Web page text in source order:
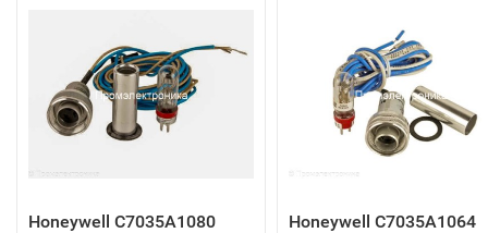
Honeywell C7035A1080 Honeywell C7035A1064